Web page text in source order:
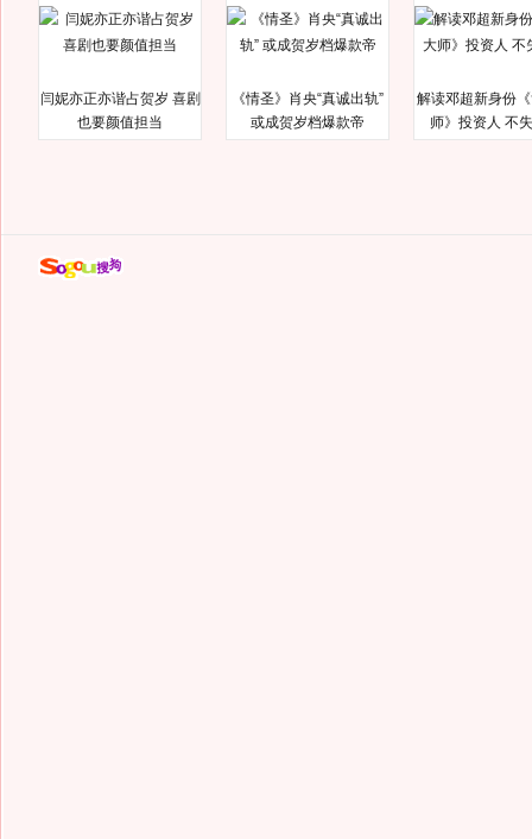
闫妮亦正亦谐占贺岁 喜剧
也要颜值担当
《情圣》肖央“真诚出轨”
或成贺岁档爆款帝
解读邓超新身份
师》投资人 不